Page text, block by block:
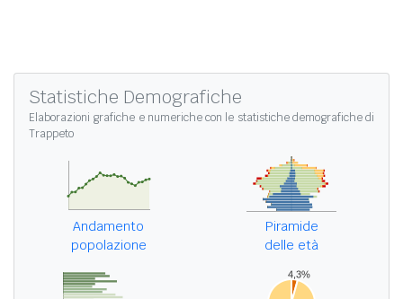
Statistiche Demografiche
Elaborazioni grafiche e numeriche con le statistiche demografiche di
Trappeto
Andamento
popolazione
Piramide
delle età